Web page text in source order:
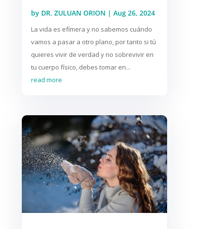
by DR. ZULUAN ORION | Aug 26, 2024
La vida es efímera y no sabemos cuándo
vamos a pasar a otro plano, por tanto si tú
quieres vivir de verdad y no sobrevivir en
tu cuerpo físico, debes tomar en...
read more